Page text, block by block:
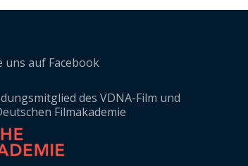
uns auf Facebook
des VDNA-Film und
Filmakademie